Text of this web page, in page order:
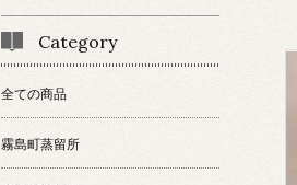
Category
全ての商品
霧島町蒸留所